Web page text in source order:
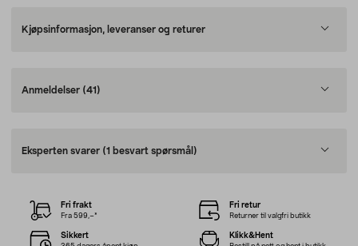
Kjøpsinformasjon, leveranser og returer
Anmeldelser (41)
Eksperten svarer (1 besvart spørsmål)
Fri frakt
Fra 599,–*
Fri retur
Returner til valgfri butikk
Sikkert Klikk&Hent